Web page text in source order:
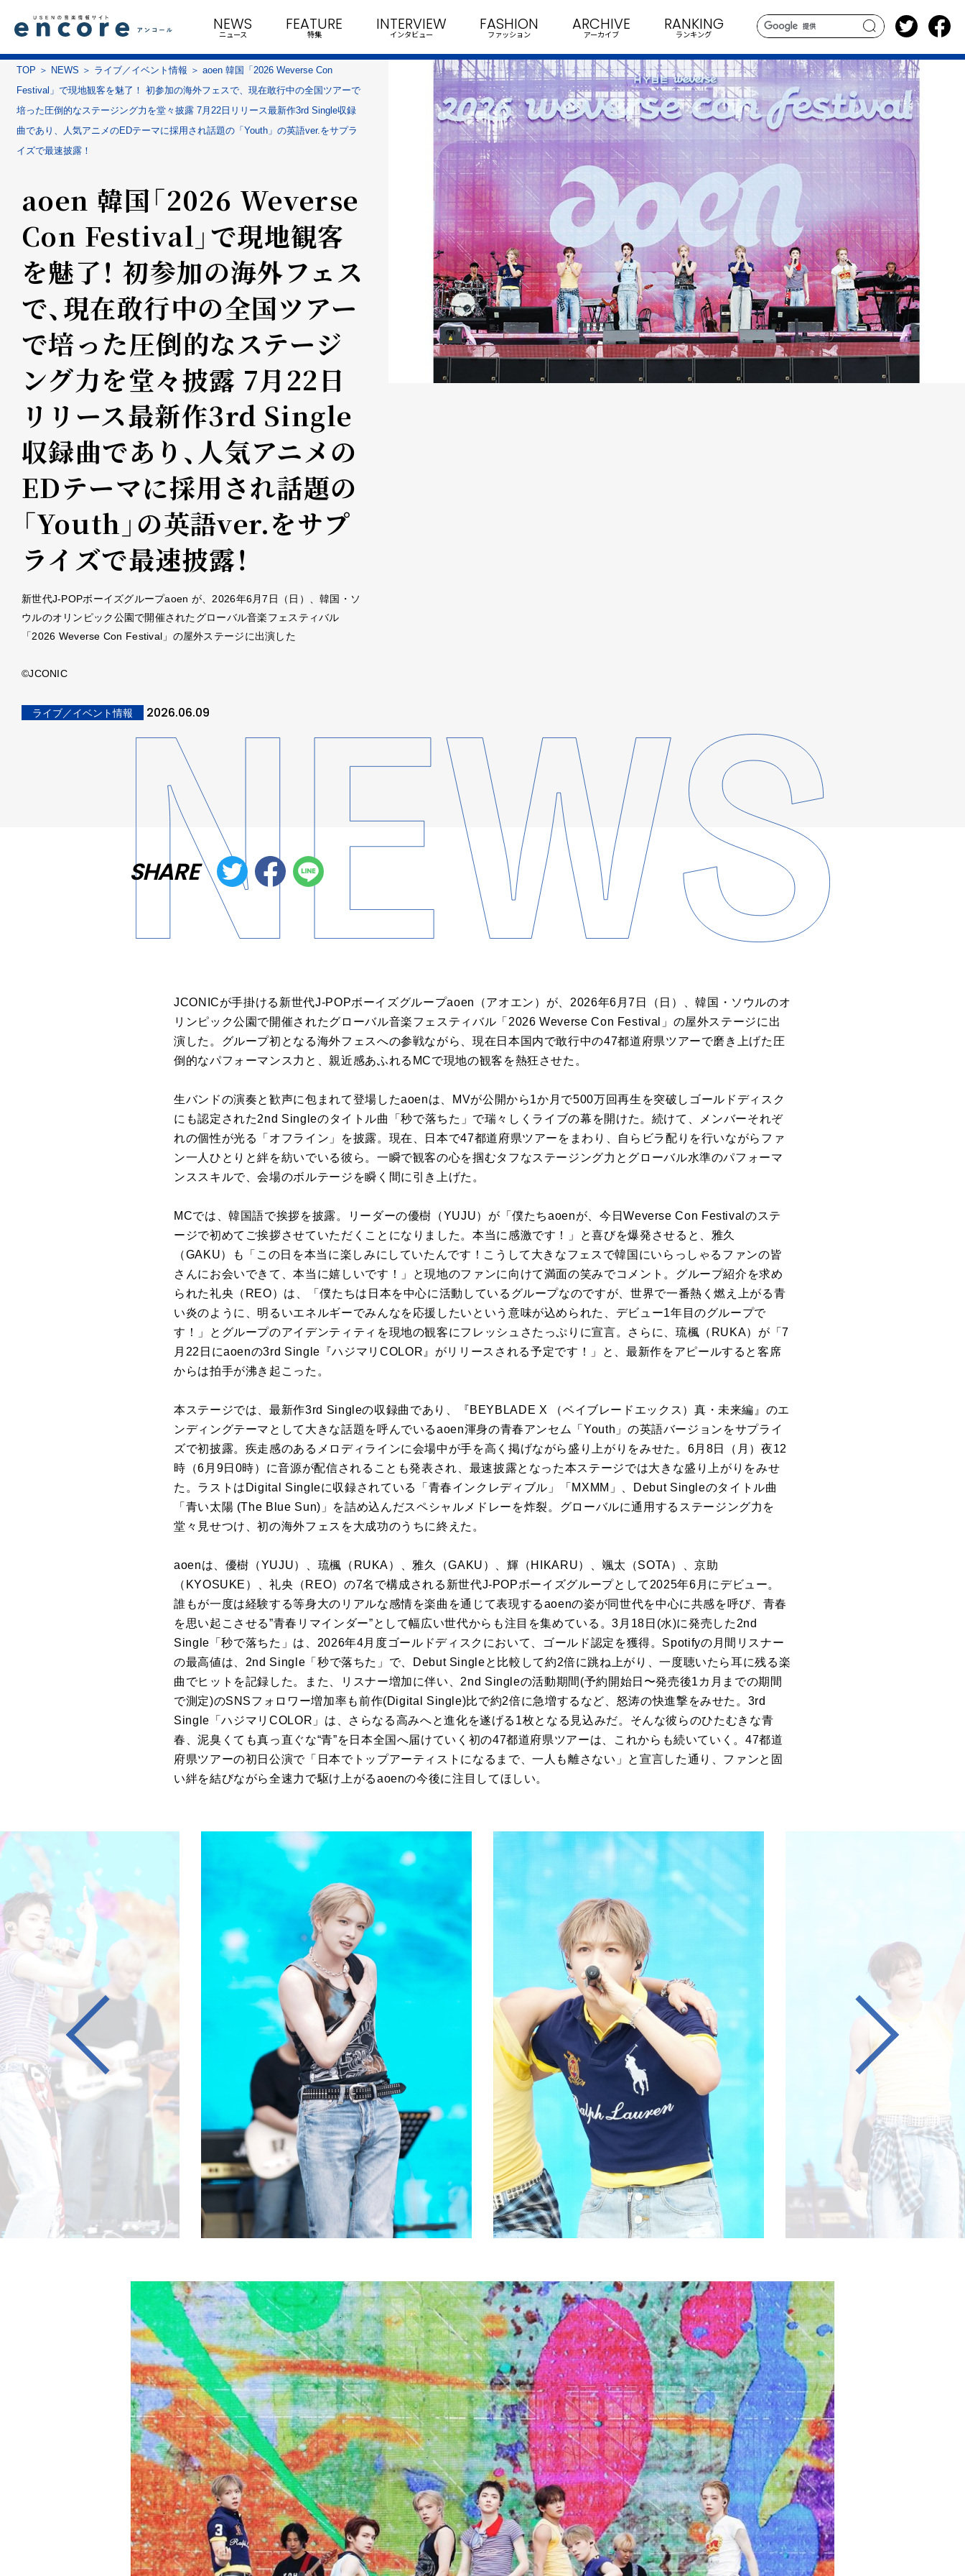
search
NEWS
ニュース
FEATURE
特集
INTERVIEW
インタビュー
FASHION
ファッション
ARCHIVE
アーカイブ
RANKING
ランキング
TOP NEWS ライブ／イベント情報
aoen 韓国「2026 Weverse Con
Festival」で現地観客を魅了！ 初参加の海外フェスで、現在敢行中の全国ツアーで
培った圧倒的なステージング力を堂々披露 7月22日リリース最新作3rd Single収録
曲であり、人気アニメのEDテーマに採用され話題の「Youth」の英語ver.をサプラ
イズで最速披露！
aoen 韓国「2026 Weverse
Con Festival」で現地観客
を魅了！ 初参加の海外フェス
で、現在敢行中の全国ツアー
で培った圧倒的なステージ
ング力を堂々披露 7月22日
リリース最新作3rd Single
収録曲であり、人気アニメの
EDテーマに採用され話題の
「Youth」の英語ver.をサプ
ライズで最速披露！
新世代J-POPボーイズグループaoen が、2026年6月7日（日）、韓国・ソ
ウルのオリンピック公園で開催されたグローバル音楽フェスティバル
「2026 Weverse Con Festival」の屋外ステージに出演した
©︎JCONIC
ライブ／イベント情報 2026.06.09
SHARE
JCONICが手掛ける新世代J-POPボーイズグループaoen（アオエン）が、2026年6月7日（日）、韓国・ソウルのオ
リンピック公園で開催されたグローバル音楽フェスティバル「2026 Weverse Con Festival」の屋外ステージに出
演した。グループ初となる海外フェスへの参戦ながら、現在日本国内で敢行中の47都道府県ツアーで磨き上げた圧
倒的なパフォーマンス力と、親近感あふれるMCで現地の観客を熱狂させた。
生バンドの演奏と歓声に包まれて登場したaoenは、MVが公開から1か月で500万回再生を突破しゴールドディスク
にも認定された2nd Singleのタイトル曲「秒で落ちた」で瑞々しくライブの幕を開けた。続けて、メンバーそれぞ
れの個性が光る「オフライン」を披露。現在、日本で47都道府県ツアーをまわり、自らビラ配りを行いながらファ
ン一人ひとりと絆を紡いでいる彼ら。一瞬で観客の心を掴むタフなステージング力とグローバル水準のパフォーマ
ンススキルで、会場のボルテージを瞬く間に引き上げた。
MCでは、韓国語で挨拶を披露。リーダーの優樹（YUJU）が「僕たちaoenが、今日Weverse Con Festivalのステ
ージで初めてご挨拶させていただくことになりました。本当に感激です！」と喜びを爆発させると、雅久
（GAKU）も「この日を本当に楽しみにしていたんです！こうして大きなフェスで韓国にいらっしゃるファンの皆
さんにお会いできて、本当に嬉しいです！」と現地のファンに向けて満面の笑みでコメント。グループ紹介を求め
られた礼央（REO）は、「僕たちは日本を中心に活動しているグループなのですが、世界で一番熱く燃え上がる青
い炎のように、明るいエネルギーでみんなを応援したいという意味が込められた、デビュー1年目のグループで
す！」とグループのアイデンティティを現地の観客にフレッシュさたっぷりに宣言。さらに、琉楓（RUKA）が「7
月22日にaoenの3rd Single『ハジマリCOLOR』がリリースされる予定です！」と、最新作をアピールすると客席
からは拍手が沸き起こった。
本ステージでは、最新作3rd Singleの収録曲であり、『BEYBLADE X （ベイブレードエックス）真・未来編』のエ
ンディングテーマとして大きな話題を呼んでいるaoen渾身の青春アンセム「Youth」の英語バージョンをサプライ
ズで初披露。疾走感のあるメロディラインに会場中が手を高く掲げながら盛り上がりをみせた。6月8日（月）夜12
時（6月9日0時）に音源が配信されることも発表され、最速披露となった本ステージでは大きな盛り上がりをみせ
た。ラストはDigital Singleに収録されている「青春インクレディブル」「MXMM」、Debut Singleのタイトル曲
「青い太陽 (The Blue Sun)」を詰め込んだスペシャルメドレーを炸裂。グローバルに通用するステージング力を
堂々見せつけ、初の海外フェスを大成功のうちに終えた。
aoenは、優樹（YUJU）、琉楓（RUKA）、雅久（GAKU）、輝（HIKARU）、颯太（SOTA）、京助
（KYOSUKE）、礼央（REO）の7名で構成される新世代J-POPボーイズグループとして2025年6月にデビュー。
誰もが一度は経験する等身大のリアルな感情を楽曲を通じて表現するaoenの姿が同世代を中心に共感を呼び、青春
を思い起こさせる”青春リマインダー”として幅広い世代からも注目を集めている。3月18日(水)に発売した2nd
Single「秒で落ちた」は、2026年4月度ゴールドディスクにおいて、ゴールド認定を獲得。Spotifyの月間リスナー
の最高値は、2nd Single「秒で落ちた」で、Debut Singleと比較して約2倍に跳ね上がり、一度聴いたら耳に残る楽
曲でヒットを記録した。また、リスナー増加に伴い、2nd Singleの活動期間(予約開始日〜発売後1カ月までの期間
で測定)のSNSフォロワー増加率も前作(Digital Single)比で約2倍に急増するなど、怒涛の快進撃をみせた。3rd
Single「ハジマリCOLOR」は、さらなる高みへと進化を遂げる1枚となる見込みだ。そんな彼らのひたむきな青
春、泥臭くても真っ直ぐな“青”を日本全国へ届けていく初の47都道府県ツアーは、これからも続いていく。47都道
府県ツアーの初日公演で「日本でトップアーティストになるまで、一人も離さない」と宣言した通り、ファンと固
い絆を結びながら全速力で駆け上がるaoenの今後に注目してほしい。